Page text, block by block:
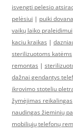
isvengti pelesio
pelėsiui | puiki
vaikų laiko praleidimui
kaciu kraikas |
sterilizuotoms katėms
remontas |
dažnai gendantys
ikrovimo stoteliu
žymėjimas reikalingas
naudingas žieminių
mobiliųjų telefonų